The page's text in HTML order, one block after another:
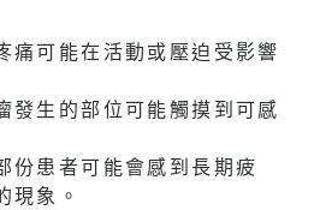
痛可能在活動或壓迫受影響
發生的部位可能觸摸到可感
份患者可能會感到長期疲
現象。